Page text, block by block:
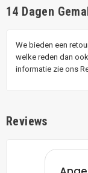
14 Dagen
We bieden een
welke reden dan
informatie zie ons
Reviews